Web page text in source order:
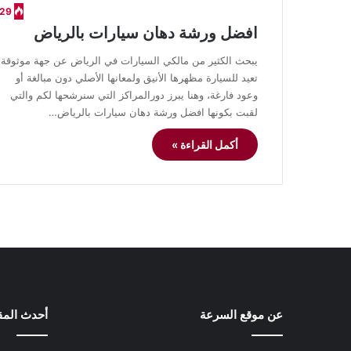
افضل ورشة دهان سيارات بالرياض
يبحث الكثير من مالكي السيارات في الرياض عن جهة موثوقة
تعيد للسيارة مظهرها الأنيق ولمعانها الأصلي دون مبالغة أو
وعود فارغة، وهنا يبرز دورالمراكز التي سنرشحها لكم والتي
لقبت بكونها افضل ورشة دهان سيارات بالرياض…
أكمل القراءة »
عن موقع السرعة أحدث